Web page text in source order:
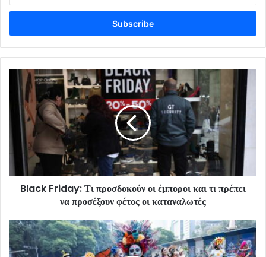
Email
Black Friday: Τι προσδοκούν οι έμποροι και τι πρέπει
να προσέξουν φέτος οι καταναλωτές